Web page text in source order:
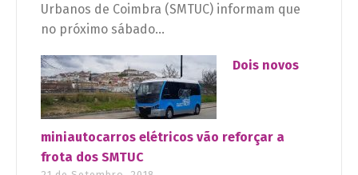
Urbanos de Coimbra (SMTUC) informam que
no próximo sábado...
Dois novos
miniautocarros elétricos vão reforçar a
frota dos SMTUC